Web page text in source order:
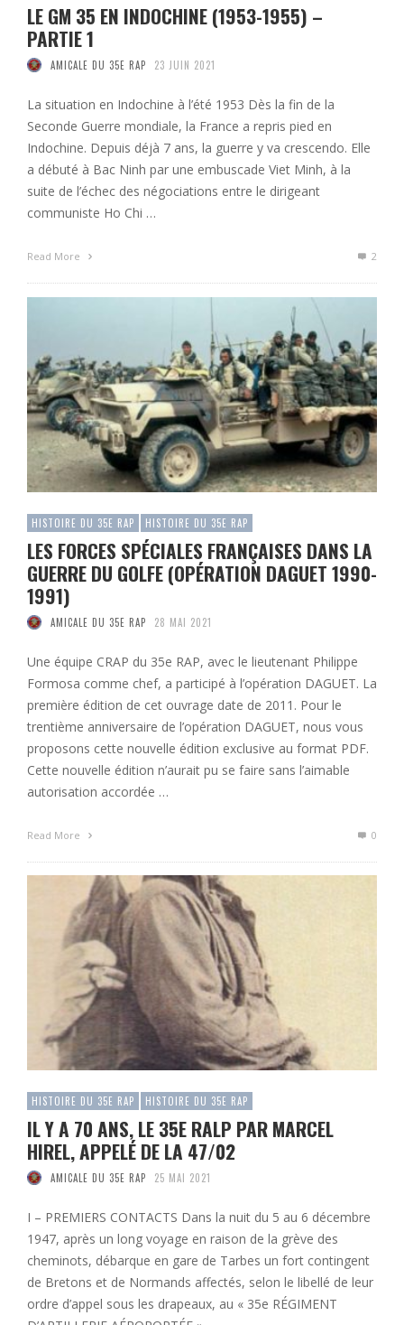
LE GM 35 EN INDOCHINE (1953-1955) –
PARTIE 1
AMICALE DU 35E RAP 23 JUIN 2021
La situation en Indochine à l’été 1953 Dès la fin de la
Seconde Guerre mondiale, la France a repris pied en
Indochine. Depuis déjà 7 ans, la guerre y va crescendo. Elle
a débuté à Bac Ninh par une embuscade Viet Minh, à la
suite de l’échec des négociations entre le dirigeant
communiste Ho Chi …
Read More 2
HISTOIRE DU 35E RAP HISTOIRE DU 35E RAP
LES FORCES SPÉCIALES FRANÇAISES DANS LA
GUERRE DU GOLFE (OPÉRATION DAGUET 1990-
1991)
AMICALE DU 35E RAP 28 MAI 2021
Une équipe CRAP du 35e RAP, avec le lieutenant Philippe
Formosa comme chef, a participé à l’opération DAGUET. La
première édition de cet ouvrage date de 2011. Pour le
trentième anniversaire de l’opération DAGUET, nous vous
proposons cette nouvelle édition exclusive au format PDF.
Cette nouvelle édition n’aurait pu se faire sans l’aimable
autorisation accordée …
Read More 0
HISTOIRE DU 35E RAP HISTOIRE DU 35E RAP
IL Y A 70 ANS, LE 35E RALP PAR MARCEL
HIREL, APPELÉ DE LA 47/02
AMICALE DU 35E RAP 25 MAI 2021
I – PREMIERS CONTACTS Dans la nuit du 5 au 6 décembre
1947, après un long voyage en raison de la grève des
cheminots, débarque en gare de Tarbes un fort contingent
de Bretons et de Normands affectés, selon le libellé de leur
ordre d’appel sous les drapeaux, au « 35e RÉGIMENT